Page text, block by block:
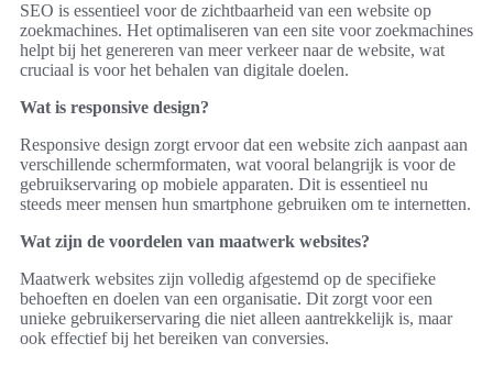
SEO is essentieel voor de zichtbaarheid van een website op
zoekmachines. Het optimaliseren van een site voor zoekmachines
helpt bij het genereren van meer verkeer naar de website, wat
cruciaal is voor het behalen van digitale doelen.
Wat is responsive design?
Responsive design zorgt ervoor dat een website zich aanpast aan
verschillende schermformaten, wat vooral belangrijk is voor de
gebruikservaring op mobiele apparaten. Dit is essentieel nu
steeds meer mensen hun smartphone gebruiken om te internetten.
Wat zijn de voordelen van maatwerk websites?
Maatwerk websites zijn volledig afgestemd op de specifieke
behoeften en doelen van een organisatie. Dit zorgt voor een
unieke gebruikerservaring die niet alleen aantrekkelijk is, maar
ook effectief bij het bereiken van conversies.